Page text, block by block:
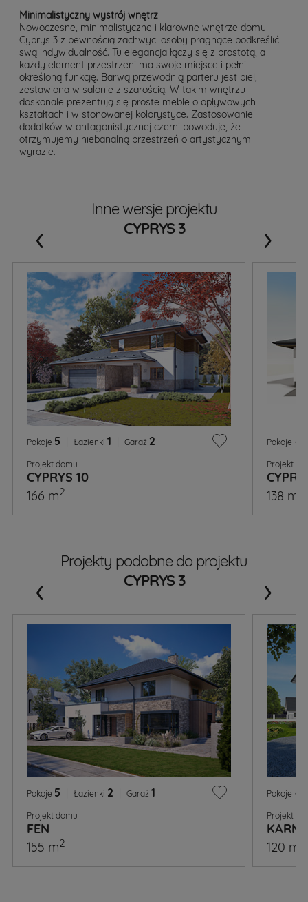
Minimalistyczny wystrój wnętrz
Nowoczesne, minimalistyczne i klarowne wnętrze domu
Cyprys 3 z pewnością zachwyci osoby pragnące podkreślić
swą indywidualność. Tu elegancja łączy się z prostotą, a
każdy element przestrzeni ma swoje miejsce i pełni
określoną funkcję. Barwą przewodnią parteru jest biel,
zestawiona w salonie z szarością. W takim wnętrzu
doskonale prezentują się proste meble o opływowych
kształtach i w stonowanej kolorystyce. Zastosowanie
dodatków w antagonistycznej czerni powoduje, że
otrzymujemy niebanalną przestrzeń o artystycznym
wyrazie.
Inne wersje projektu
CYPRYS 3
Pokoje 5 Łazienki 1 Garaż 2
Projekt domu
CYPRYS 10
166 m2
Pokoje 4
Projekt
138 m
‹ ›
Projekty podobne do projektu
CYPRYS 3
Pokoje 5 Łazienki 2 Garaż 1
Projekt domu
FEN
155 m2
Pokoje 4
Projekt
120 m
‹ ›